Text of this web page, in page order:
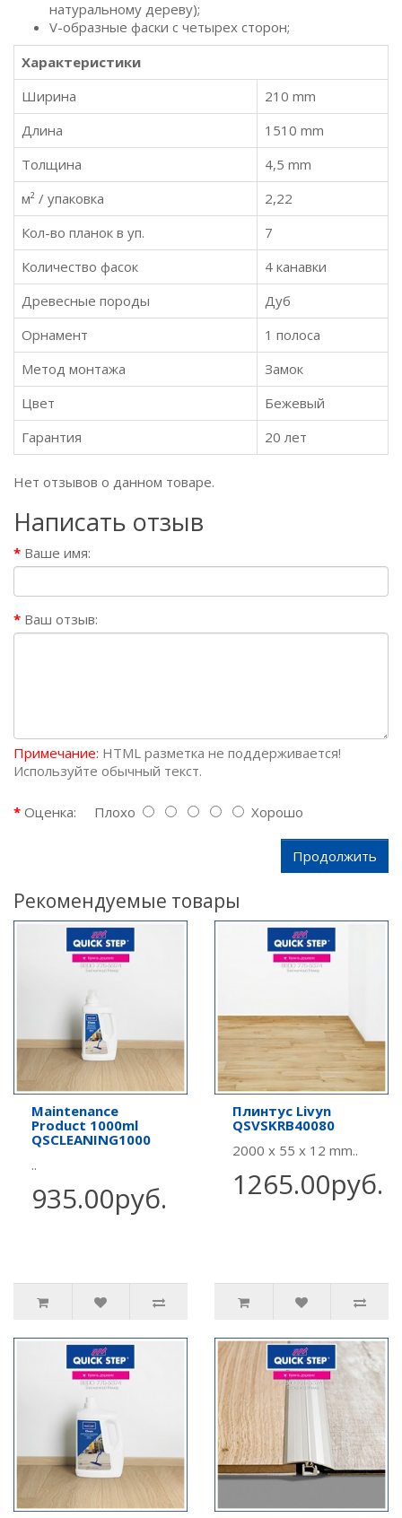
натуральному дереву);
V-образные фаски с четырех сторон;
Характеристики
Ширина
210 mm
Длина
1510 mm
Толщина
4,5 mm
м² / упаковка
2,22
Кол-во планок в уп.
7
Количество фасок
4 канавки
Древесные породы
Дуб
Орнамент
1 полоса
Метод монтажа
Замок
Цвет
Бежевый
Гарантия
20 лет
Нет отзывов о данном товаре.
Написать отзыв
Ваше имя:
Ваш отзыв:
Примечание: HTML разметка не поддерживается!
Используйте обычный текст.
Оценка: Плохо Хорошо
Продолжить
Рекомендуемые товары
Maintenance
Product 1000ml
QSCLEANING1000
..
935.00руб.
Плинтус Livyn
QSVSKRB40080
2000 x 55 x 12 mm..
1265.00руб.